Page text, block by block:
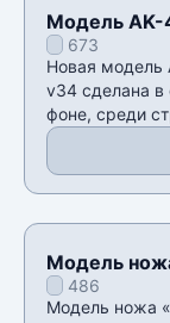
Модель AK-
v34673
Новая модель
v34 сделана в
фоне, среди
Модель
для CSS v34
486
Модель ножа